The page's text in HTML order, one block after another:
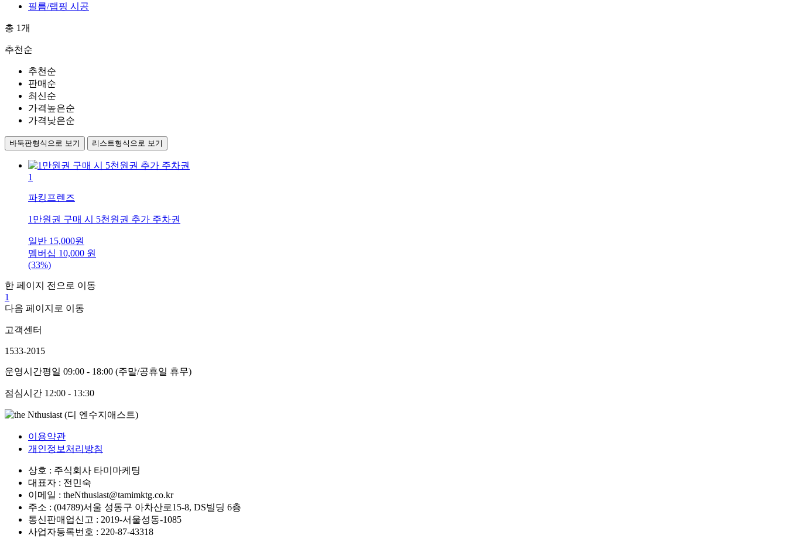
필름/랩핑 시공
총 1개
추천순
추천순
판매순
최신순
가격높은순
가격낮은순
바둑판형식으로 보기 리스트형식으로 보기
1
파킹프렌즈
1만원권 구매 시 5천원권 추가 주차권
일반 15,000원
멤버십 10,000 원
(33%)
한 페이지 전으로 이동
1
다음 페이지로 이동
고객센터
1533-2015
운영시간평일 09:00 - 18:00 (주말/공휴일 휴무)
점심시간 12:00 - 13:30
이용약관
개인정보처리방침
상호 : 주식회사 타미마케팅
대표자 : 전민숙
이메일 : theNthusiast@tamimktg.co.kr
주소 : (04789)서울 성동구 아차산로15-8, DS빌딩 6층
통신판매업신고 : 2019-서울성동-1085
사업자등록번호 : 220-87-43318